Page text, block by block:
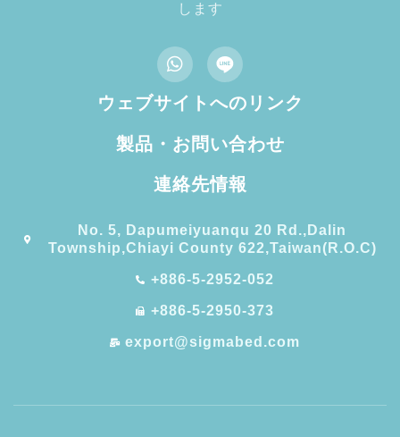
します
ウェブサイトへのリンク
製品・お問い合わせ
連絡先情報
No. 5, Dapumeiyuanqu 20 Rd.,Dalin
Township,Chiayi County 622,Taiwan(R.O.C)
+886-5-2952-052
+886-5-2950-373
export@sigmabed.com